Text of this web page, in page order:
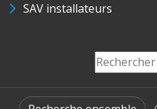
SAV installateurs